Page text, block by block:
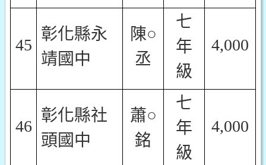
45
彰化縣永
靖國中
陳○
丞
七
年
級
4,000
46
彰化縣社
頭國中
蕭○
銘
七
年
級
4,000